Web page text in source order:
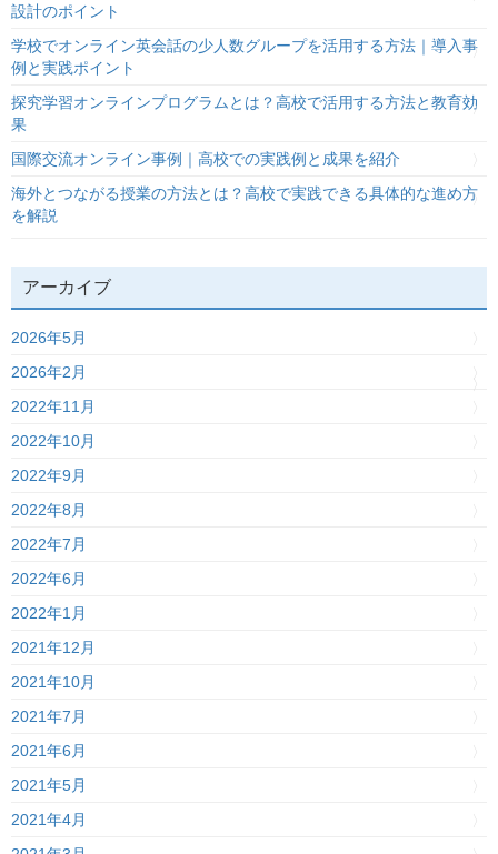
設計のポイント
学校でオンライン英会話の少人数グループを活用する方法｜導入事
例と実践ポイント
探究学習オンラインプログラムとは？高校で活用する方法と教育効
果
国際交流オンライン事例｜高校での実践例と成果を紹介
海外とつながる授業の方法とは？高校で実践できる具体的な進め方
を解説
アーカイブ
2026年5月
2026年2月
2022年11月
2022年10月
2022年9月
2022年8月
2022年7月
2022年6月
2022年1月
2021年12月
2021年10月
2021年7月
2021年6月
2021年5月
2021年4月